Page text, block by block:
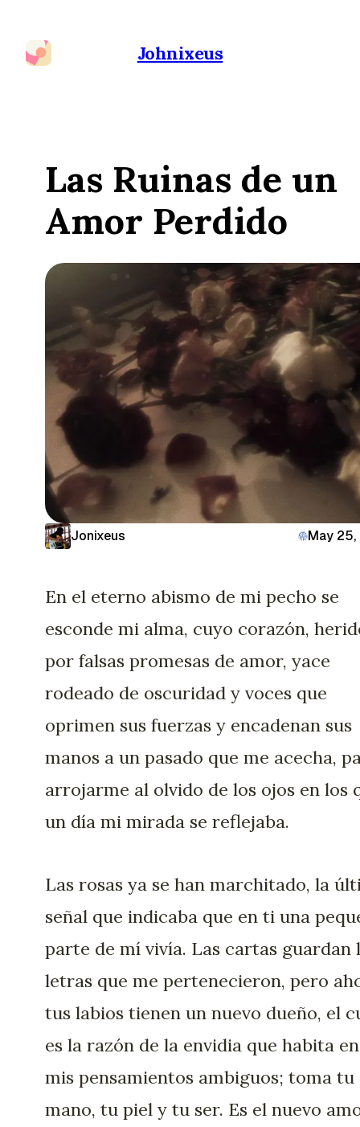
Johnixeus
Las Ruinas de un
Amor Perdido
Jonixeus May
En el eterno abismo de mi pecho se
esconde mi alma, cuyo corazón,
por falsas promesas de amor, yace
rodeado de oscuridad y voces que
oprimen sus fuerzas y encadenan sus
manos a un pasado que me acecha,
arrojarme al olvido de los ojos en los
un día mi mirada se reflejaba.
Las rosas ya se han marchitado, la
señal que indicaba que en ti una
parte de mí vivía. Las cartas guardan
letras que me pertenecieron, pero
tus labios tienen un nuevo dueño, el
es la razón de la envidia que habita en
mis pensamientos ambiguos; toma tu
mano, tu piel y tu ser. Es el nuevo